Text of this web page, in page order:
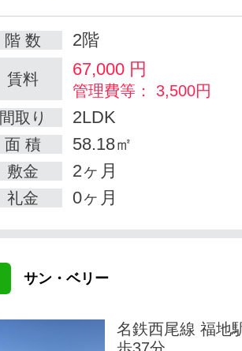
階 数 2階
賃料 67,000 円
管理費等： 3,500円
間取り
2LDK
面 積 58.18㎡
敷金 2ヶ月
礼金 0ヶ月
サン・ベリー
名鉄西尾線 福地